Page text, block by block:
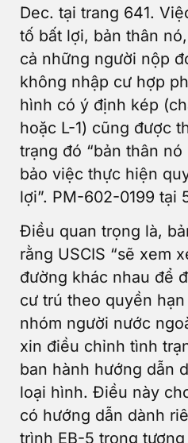
Dec. tại trang 641.
tố bất lợi, bản thân
cả những người nộp
không nhập cư hợp
hình có ý định kép
hoặc L-1) cũng được
trạng đó “bản thân
bảo việc thực hiện
lợi”. PM-602-0199 tại
Điều quan trọng là,
rằng USCIS “sẽ xem
đường khác nhau để
cư trú theo quyền
nhóm người nước
xin điều chỉnh tình
ban hành hướng dẫn
loại hình. Điều này
có hướng dẫn dành
trình EB-5 trong